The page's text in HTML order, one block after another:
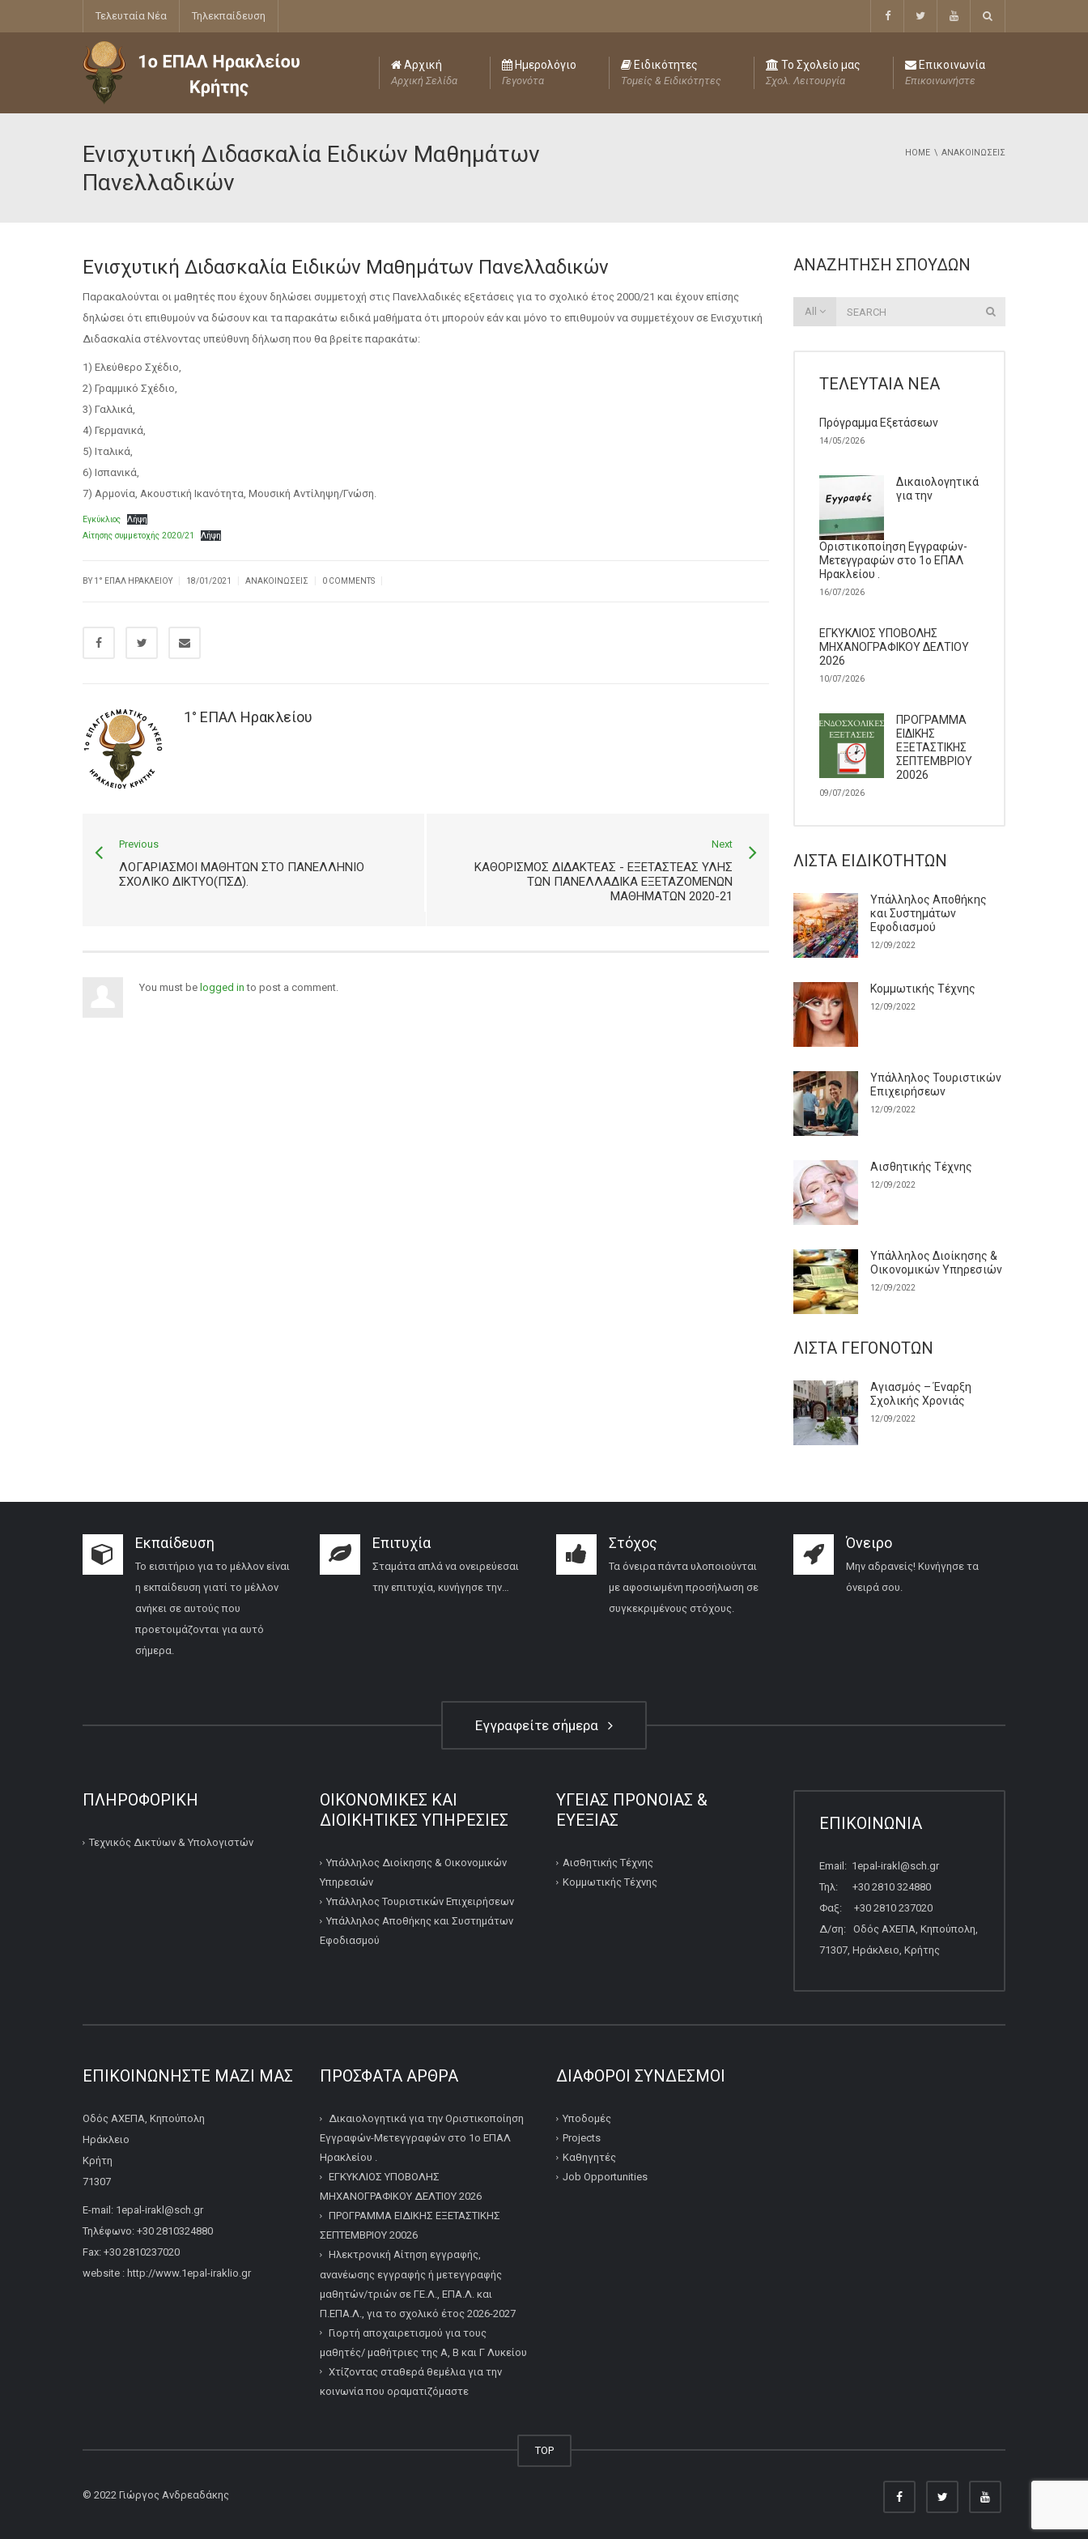
Τελευταία Νέα Τηλεκπαίδευση
Αρχική
Αρχική Σελίδα
Ημερολόγιο
Γεγονότα
Ειδικότητες
Τομείς & Ειδικότητες
Το Σχολείο μας
Σχολ. Λειτουργία
Επικοινωνία
Επικοινωνήστε
Ενισχυτική Διδασκαλία Ειδικών Μαθημάτων
Πανελλαδικών
HOME ΑΝΑΚΟΙΝΏΣΕΙΣ
Ενισχυτική Διδασκαλία Ειδικών Μαθημάτων Πανελλαδικών
Παρακαλούνται οι μαθητές που έχουν δηλώσει συμμετοχή στις Πανελλαδικές εξετάσεις για το σχολικό έτος 2000/21 και έχουν επίσης
δηλώσει ότι επιθυμούν να δώσουν και τα παρακάτω ειδικά μαθήματα ότι μπορούν εάν και μόνο το επιθυμούν να συμμετέχουν σε Ενισχυτική
Διδασκαλία στέλνοντας υπεύθυνη δήλωση που θα βρείτε παρακάτω:
1) Ελεύθερο Σχέδιο,
2) Γραμμικό Σχέδιο,
3) Γαλλικά,
4) Γερμανικά,
5) Ιταλικά,
6) Ισπανικά,
7) Αρμονία, Ακουστική Ικανότητα, Μουσική Αντίληψη/Γνώση.
Εγκύκλιος
Λήψη
Αίτησης συμμετοχής 2020/21
Λήψη
BY1° ΕΠΑΛ ΗΡΑΚΛΕΊΟΥ 18/01/2021 ΑΝΑΚΟΙΝΏΣΕΙΣ 0 COMMENTS
1° ΕΠΑΛ Ηρακλείου
Previous
ΛΟΓΑΡΙΑΣΜΟΊ ΜΑΘΗΤΏΝ ΣΤΟ ΠΑΝΕΛΛΉΝΙΟ
ΣΧΟΛΙΚΌ ΔΊΚΤΥΟ(ΠΣΔ).
Next
ΚΑΘΟΡΙΣΜΌΣ ΔΙΔΑΚΤΈΑΣ - ΕΞΕΤΑΣΤΈΑΣ ΎΛΗΣ
ΤΩΝ ΠΑΝΕΛΛΑΔΙΚΆ ΕΞΕΤΑΖΌΜΕΝΩΝ
ΜΑΘΗΜΆΤΩΝ 2020-21
You must be logged in to post a comment.
ΑΝΑΖΉΤΗΣΗ ΣΠΟΥΔΏΝ
All
ΤΕΛΕΥΤΑΊΑ ΝΈΑ
Πρόγραμμα Εξετάσεων
14/05/2026
Δικαιολογητικά
για την
Οριστικοποίηση Εγγραφών-
Μετεγγραφών στο 1ο ΕΠΑΛ
Ηρακλείου .
16/07/2026
ΕΓΚΥΚΛΙΟΣ ΥΠΟΒΟΛΗΣ
ΜΗΧΑΝΟΓΡΑΦΙΚΟΥ ΔΕΛΤΙΟΥ
2026
10/07/2026
ΠΡΟΓΡΑΜΜΑ
ΕΙΔΙΚΗΣ
ΕΞΕΤΑΣΤΙΚΗΣ
ΣΕΠΤΕΜΒΡΙΟΥ
20026
09/07/2026
ΛΊΣΤΑ ΕΙΔΙΚΟΤΉΤΩΝ
Υπάλληλος Αποθήκης
και Συστημάτων
Εφοδιασμού
12/09/2022
Κομμωτικής Τέχνης
12/09/2022
Υπάλληλος Τουριστικών
Επιχειρήσεων
12/09/2022
Αισθητικής Τέχνης
12/09/2022
Υπάλληλος Διοίκησης &
Οικονομικών Υπηρεσιών
12/09/2022
ΛΊΣΤΑ ΓΕΓΟΝΌΤΩΝ
Αγιασμός – Έναρξη
Σχολικής Χρονιάς
12/09/2022
Εκπαίδευση
Το εισιτήριο για το μέλλον είναι
η εκπαίδευση γιατί το μέλλον
ανήκει σε αυτούς που
προετοιμάζονται για αυτό
σήμερα.
Επιτυχία
Σταμάτα απλά να ονειρεύεσαι
την επιτυχία, κυνήγησε την…
Στόχος
Τα όνειρα πάντα υλοποιούνται
με αφοσιωμένη προσήλωση σε
συγκεκριμένους στόχους.
Όνειρο
Μην αδρανείς! Κυνήγησε τα
όνειρά σου.
Εγγραφείτε σήμερα
ΠΛΗΡΟΦΟΡΙΚΉ
Τεχνικός Δικτύων & Υπολογιστών
ΟΙΚΟΝΟΜΙΚΕΣ ΚΑΙ
ΔΙΟΙΚΗΤΙΚΕΣ ΥΠΗΡΕΣΙΕΣ
Υπάλληλος Διοίκησης & Οικονομικών
Υπηρεσιών
Υπάλληλος Τουριστικών Επιχειρήσεων
Υπάλληλος Αποθήκης και Συστημάτων
Εφοδιασμού
ΥΓΕΙΑΣ ΠΡΟΝΟΙΑΣ &
ΕΥΕΞΙΑΣ
Αισθητικής Τέχνης
Κομμωτικής Τέχνης
ΕΠΙΚΟΙΝΩΝΙΑ
Email: 1epal-irakl@sch.gr
Τηλ: +30 2810 324880
Φαξ: +30 2810 237020
Δ/ση: Οδός ΑΧΕΠΑ, Κηπούπολη,
71307, Ηράκλειο, Κρήτης
ΕΠΙΚΟΙΝΩΝΉΣΤΕ ΜΑΖΊ ΜΑΣ
Οδός ΑΧΕΠΑ, Κηπούπολη
Ηράκλειο
Κρήτη
71307
E-mail: 1epal-irakl@sch.gr
Τηλέφωνο: +30 2810324880
Fax: +30 2810237020
website : http://www.1epal-iraklio.gr
ΠΡΌΣΦΑΤΑ ΆΡΘΡΑ
Δικαιολογητικά για την Οριστικοποίηση
Εγγραφών-Μετεγγραφών στο 1ο ΕΠΑΛ
Ηρακλείου .
ΕΓΚΥΚΛΙΟΣ ΥΠΟΒΟΛΗΣ
ΜΗΧΑΝΟΓΡΑΦΙΚΟΥ ΔΕΛΤΙΟΥ 2026
ΠΡΟΓΡΑΜΜΑ ΕΙΔΙΚΗΣ ΕΞΕΤΑΣΤΙΚΗΣ
ΣΕΠΤΕΜΒΡΙΟΥ 20026
Ηλεκτρονική Αίτηση εγγραφής,
ανανέωσης εγγραφής ή μετεγγραφής
μαθητών/τριών σε ΓΕ.Λ., ΕΠΑ.Λ. και
Π.ΕΠΑ.Λ., για το σχολικό έτος 2026-2027
Γιορτή αποχαιρετισμού για τους
μαθητές/ μαθήτριες της Α, Β και Γ Λυκείου
Χτίζοντας σταθερά θεμέλια για την
κοινωνία που οραματιζόμαστε
ΔΙΆΦΟΡΟΙ ΣΎΝΔΕΣΜΟΙ
Υποδομές
Projects
Καθηγητές
Job Opportunities
TOP
© 2022 Γιώργος Ανδρεαδάκης